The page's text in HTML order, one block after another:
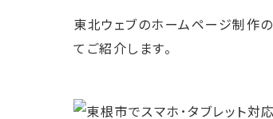
東北ウェブのホームページ制作の
てご紹介します。